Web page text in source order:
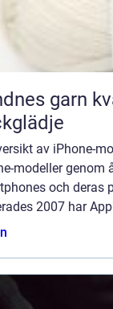
kvalitet, tradition och modern
av iPhone-
modeller genom
och deras
2007 har